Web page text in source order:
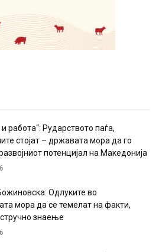
и работа“: Рударството паѓа,
стојат – државата мора да го
потенцијал на Македонија
Одлуките во
мора да се темелат на факти,
знаење